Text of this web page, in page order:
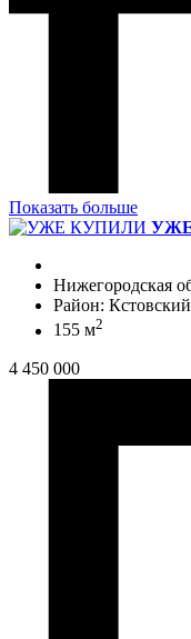
Показать больше
Нижегородская
Район: Кстовский
155 м2
4 450 000